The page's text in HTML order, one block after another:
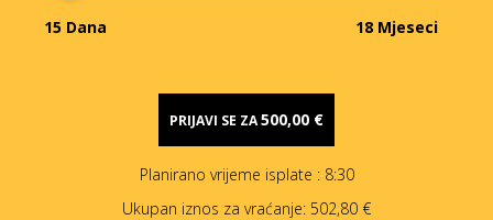
15 Dana 18 Mjeseci
PRIJAVI SE ZA500,00 €
Planirano vrijeme isplate : 8:30
Ukupan iznos za vraćanje: 502,80 €